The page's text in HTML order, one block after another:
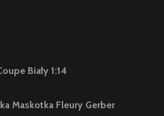
Biały 1:14
Maskotka Fleury Gerber